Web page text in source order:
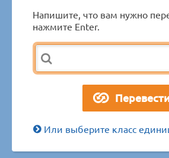
Напишите, что вам нужно
нажмите Enter.
Или выберите класс